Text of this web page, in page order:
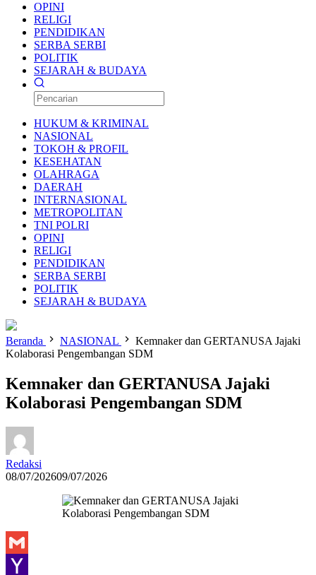
OPINI
RELIGI
PENDIDIKAN
SERBA SERBI
POLITIK
SEJARAH & BUDAYA
HUKUM & KRIMINAL
NASIONAL
TOKOH & PROFIL
KESEHATAN
OLAHRAGA
DAERAH
INTERNASIONAL
METROPOLITAN
TNI POLRI
OPINI
RELIGI
PENDIDIKAN
SERBA SERBI
POLITIK
SEJARAH & BUDAYA
Beranda NASIONAL
Kemnaker dan GERTANUSA Jajaki
Kolaborasi Pengembangan SDM
Kemnaker dan GERTANUSA Jajaki
Kolaborasi Pengembangan SDM
Redaksi
08/07/202609/07/2026
Gmail